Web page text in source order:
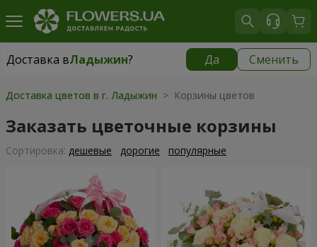
Доставка вЛадыжин? Да Сменить
Доставка вЛадыжин|
Доставка цветов в г. Ладыжин > Корзины цветов
Заказать цветочные корзины
Cортировка: дешевые дорогие популярные